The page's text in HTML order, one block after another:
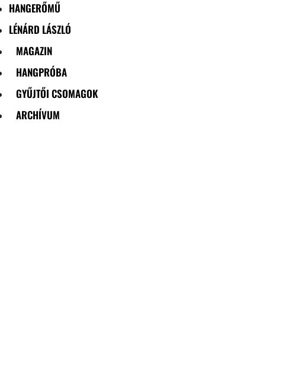
HANGERŐMŰ
LÉNÁRD LÁSZLÓ
MAGAZIN
HANGPRÓBA
GYŰJTŐI CSOMAGOK
ARCHÍVUM